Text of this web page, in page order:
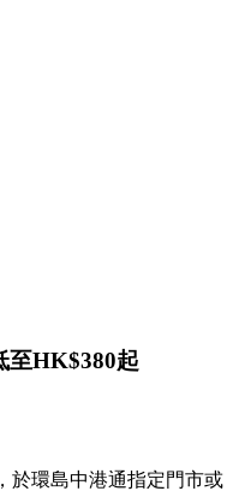
至HK$380起
於環島中港通指定門市或